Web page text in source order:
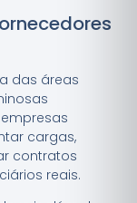
das áreas
cargas,
contratos
reais.